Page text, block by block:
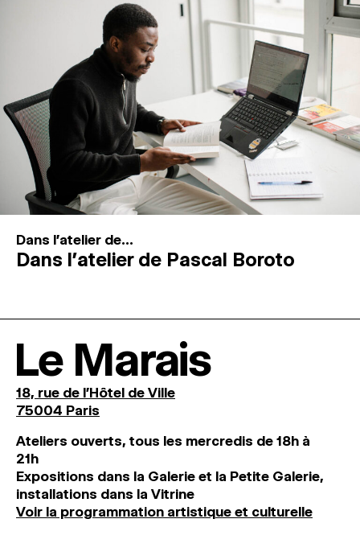
Dans l'atelier de...
Dans l’atelier de Pascal Boroto
Le Marais
18, rue de l'Hôtel de Ville
75004 Paris
Ateliers ouverts, tous les mercredis de 18h à
21h
Expositions dans la Galerie et la Petite Galerie,
installations dans la Vitrine
Voir la programmation artistique et culturelle